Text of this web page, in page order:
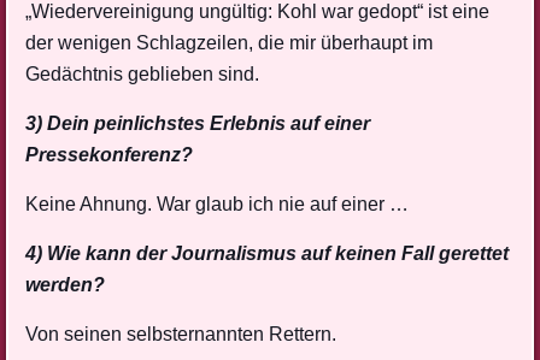
„Wiedervereinigung ungültig: Kohl war gedopt“ ist eine
der wenigen Schlagzeilen, die mir überhaupt im
Gedächtnis geblieben sind.
3) Dein peinlichstes Erlebnis auf einer
Pressekonferenz?
Keine Ahnung. War glaub ich nie auf einer …
4) Wie kann der Journalismus auf keinen Fall gerettet
werden?
Von seinen selbsternannten Rettern.